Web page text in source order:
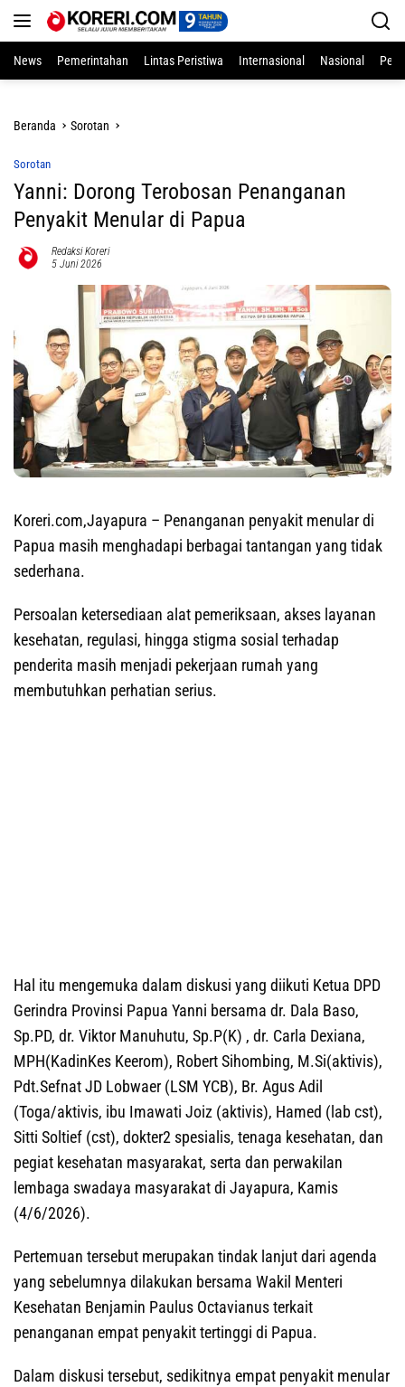
News
Pemerintahan Lintas Peristiwa Internasional Nasional
Beranda Sorotan
Sorotan
Yanni: Dorong Terobosan Penanganan
Penyakit Menular di Papua
Redaksi Koreri
5 Juni 2026
Koreri.com,Jayapura – Penanganan penyakit menular di
Papua masih menghadapi berbagai tantangan yang tidak
sederhana.
Persoalan ketersediaan alat pemeriksaan, akses layanan
kesehatan, regulasi, hingga stigma sosial terhadap
penderita masih menjadi pekerjaan rumah yang
membutuhkan perhatian serius.
Hal itu mengemuka dalam diskusi yang diikuti Ketua DPD
Gerindra Provinsi Papua Yanni bersama dr. Dala Baso,
Sp.PD, dr. Viktor Manuhutu, Sp.P(K) , dr. Carla Dexiana,
MPH(KadinKes Keerom), Robert Sihombing, M.Si(aktivis),
Pdt.Sefnat JD Lobwaer (LSM YCB), Br. Agus Adil
(Toga/aktivis, ibu Imawati Joiz (aktivis), Hamed (lab cst),
Sitti Soltief (cst), dokter2 spesialis, tenaga kesehatan, dan
pegiat kesehatan masyarakat, serta dan perwakilan
lembaga swadaya masyarakat di Jayapura, Kamis
(4/6/2026).
Pertemuan tersebut merupakan tindak lanjut dari agenda
yang sebelumnya dilakukan bersama Wakil Menteri
Kesehatan Benjamin Paulus Octavianus terkait
penanganan empat penyakit tertinggi di Papua.
Dalam diskusi tersebut, sedikitnya empat penyakit menular